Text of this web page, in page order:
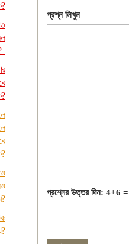
প্রশ্ন লিখুন
প্রশ্নের উত্তর দিন: 4+6 =